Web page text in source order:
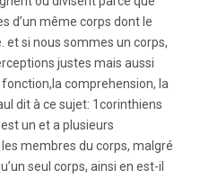
d’un même corps dont le
et si nous sommes un corps,
justes mais aussi
comprehension, la
dit à ce sujet: 1corinthiens
un et a plusieurs
membres du corps, malgré
seul corps, ainsi en est-il